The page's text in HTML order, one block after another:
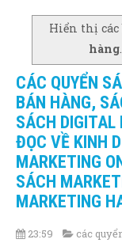
Hiển thị
hàng.
CÁC QUYỂN
BÁN HÀNG,
SÁCH DIGITAL
ĐỌC VỀ KINH
MARKETING
SÁCH
MARKETING
23:59 các